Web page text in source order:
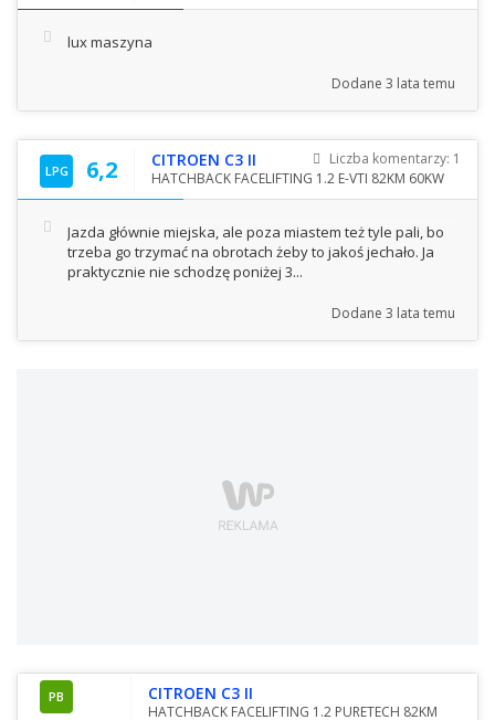
lux maszyna
Dodane 3 lata temu
LPG 6,2 Liczba komentarzy: 1
CITROEN C3 II
HATCHBACK FACELIFTING 1.2 E-VTI 82KM 60KW
Jazda głównie miejska, ale poza miastem też tyle pali, bo
trzeba go trzymać na obrotach żeby to jakoś jechało. Ja
praktycznie nie schodzę poniżej 3...
Dodane 3 lata temu
PB CITROEN C3 II
HATCHBACK FACELIFTING 1.2 PURETECH 82KM